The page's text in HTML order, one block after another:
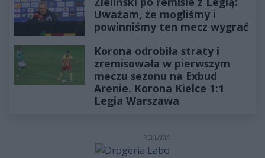
Uważam, że mogliśmy i
powinniśmy ten mecz wygrać
Korona odrobiła straty i
zremisowała w pierwszym
meczu sezonu na Exbud
Arenie. Korona Kielce 1:1
Legia Warszawa
REKLAMA